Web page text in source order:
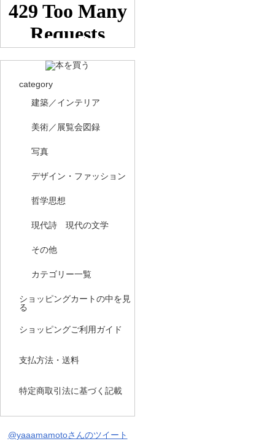
category
建築／インテリア
美術／展覧会図録
写真
デザイン・ファッション
哲学思想
現代詩 現代の文学
その他
カテゴリー一覧
ショッピングカートの中を見
る
ショッピングご利用ガイド
支払方法・送料
特定商取引法に基づく記載
@yaaamamotoさんのツイート